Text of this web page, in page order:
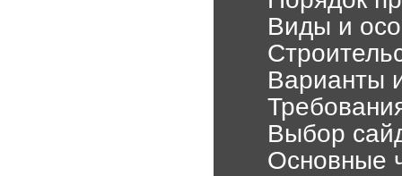
Виды и
Варианты
Выбор
Основные